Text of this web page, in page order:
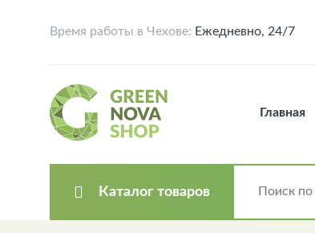
Время работы в Чехове: Ежедневно, 24/7
Главная
Каталог товаров